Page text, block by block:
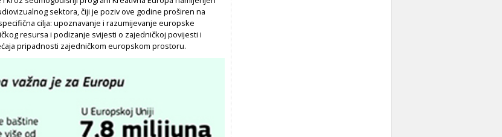
sektora, čiji je poziv ove godine proširen na
cilja: upoznavanje i razumijevanje europske
resursa i podizanje svijesti o zajedničkoj povijesti i
pripadnosti zajedničkom europskom prostoru.